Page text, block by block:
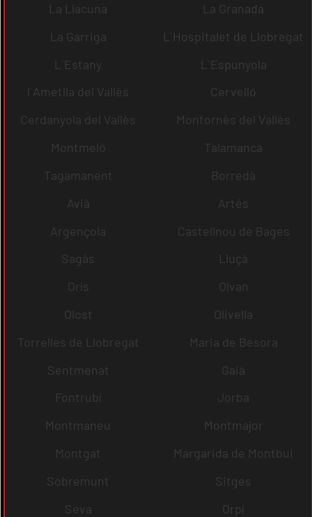
La Llacuna
La Granada
La Garriga
L´Hospitalet de Llobregat
L´Estany
L´Espunyola
l´Ametlla del Vallès
Cervelló
Cerdanyola del Vallès
Montornès del Vallès
Montmeló
Talamanca
Tagamanent
Borredà
Avià
Artés
Argençola
Castellnou de Bages
Sagàs
Lluçà
Orís
Olvan
Olost
Olivella
Torrelles de Llobregat
Maria de Besora
Sentmenat
Gaià
Fontrubí
Jorba
Montmaneu
Montmajor
Montgat
Margarida de Montbui
Sobremunt
Sitges
Seva
Orpí